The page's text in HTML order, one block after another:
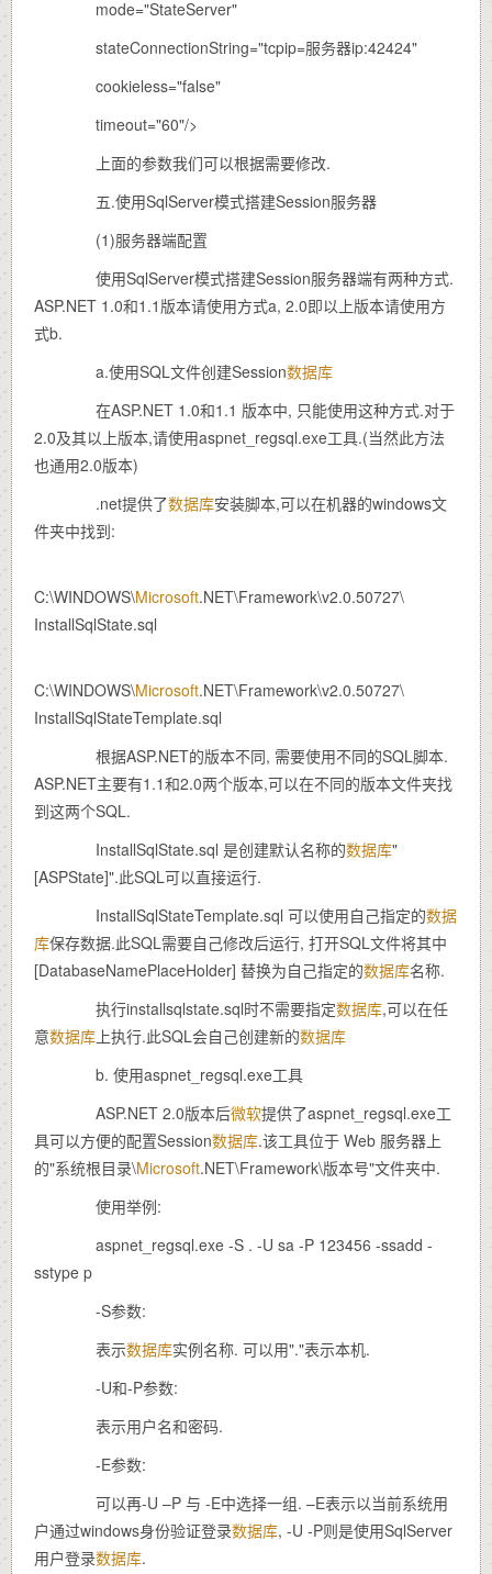
mode="StateServer"
stateConnectionString="tcpip=服务器ip:42424"
cookieless="false"
timeout="60"/>
上面的参数我们可以根据需要修改.
五.使用SqlServer模式搭建Session服务器
(1)服务器端配置
使用SqlServer模式搭建Session服务器端有两种方式.
ASP.NET 1.0和1.1版本请使用方式a, 2.0即以上版本请使用方
式b.
a.使用SQL文件创建Session数据库
在ASP.NET 1.0和1.1 版本中, 只能使用这种方式.对于
2.0及其以上版本,请使用aspnet_regsql.exe工具.(当然此方法
也通用2.0版本)
.net提供了数据库安装脚本,可以在机器的windows文
件夹中找到:
C:\WINDOWS\Microsoft.NET\Framework\v2.0.50727\
InstallSqlState.sql
C:\WINDOWS\Microsoft.NET\Framework\v2.0.50727\
InstallSqlStateTemplate.sql
根据ASP.NET的版本不同, 需要使用不同的SQL脚本.
ASP.NET主要有1.1和2.0两个版本,可以在不同的版本文件夹找
到这两个SQL.
InstallSqlState.sql 是创建默认名称的数据库"
[ASPState]".此SQL可以直接运行.
InstallSqlStateTemplate.sql 可以使用自己指定的数据
库保存数据.此SQL需要自己修改后运行, 打开SQL文件将其中
[DatabaseNamePlaceHolder] 替换为自己指定的数据库名称.
执行installsqlstate.sql时不需要指定数据库,可以在任
意数据库 上执行.此SQL会自己创建新的数据库
b. 使用aspnet_regsql.exe工具
ASP.NET 2.0版本后微软提供了aspnet_regsql.exe工
具可以方便的配置Session数据库.该工具位于 Web 服务器上
的"系统根目录\Microsoft.NET\Framework\版本号"文件夹中.
使用举例:
aspnet_regsql.exe -S . -U sa -P 123456 -ssadd -
sstype p
-S参数:
表示数据库实例名称. 可以用"."表示本机.
-U和-P参数:
表示用户名和密码.
-E参数:
可以再-U –P 与 -E中选择一组. –E表示以当前系统用
户通过windows身份验证登录数据库, -U -P则是使用SqlServer
用户登录数据库.